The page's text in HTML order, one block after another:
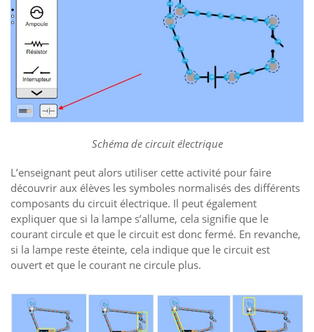
Schéma de circuit électrique
L’enseignant peut alors utiliser cette activité pour faire
découvrir aux élèves les symboles normalisés des différents
composants du circuit électrique. Il peut également
expliquer que si la lampe s’allume, cela signifie que le
courant circule et que le circuit est donc fermé. En revanche,
si la lampe reste éteinte, cela indique que le circuit est
ouvert et que le courant ne circule plus.